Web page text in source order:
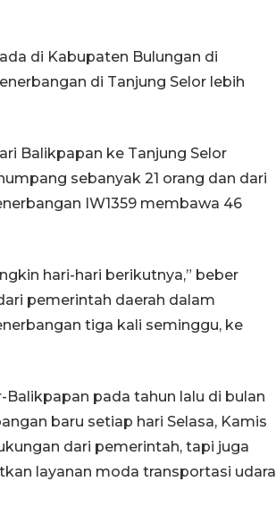
di Kabupaten Bulungan di
di Tanjung Selor lebih
Balikpapan ke Tanjung Selor
sebanyak 21 orang dan dari
IW1359 membawa 46
hari-hari berikutnya,” beber
pemerintah daerah dalam
tiga kali seminggu, ke
Balikpapan pada tahun lalu di bulan
baru setiap hari Selasa, Kamis
dari pemerintah, tapi juga
layanan moda transportasi udara